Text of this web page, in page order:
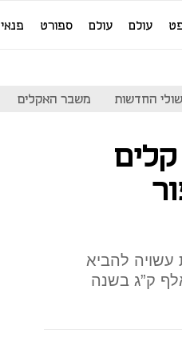
עולם עולם ספורט פנאי
החדשות משבר האקלים
להביא